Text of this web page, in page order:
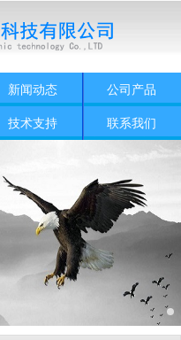
新闻动态 公司产品
技术支持 联系我们